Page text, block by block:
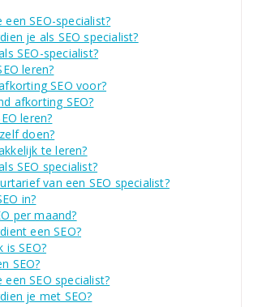
SEO-specialist?
je als SEO specialist?
SEO-specialist?
leren?
SEO voor?
afkorting SEO?
leren?
doen?
te leren?
SEO specialist?
van een SEO specialist?
in?
per maand?
een SEO?
is SEO?
SEO?
SEO specialist?
je met SEO?